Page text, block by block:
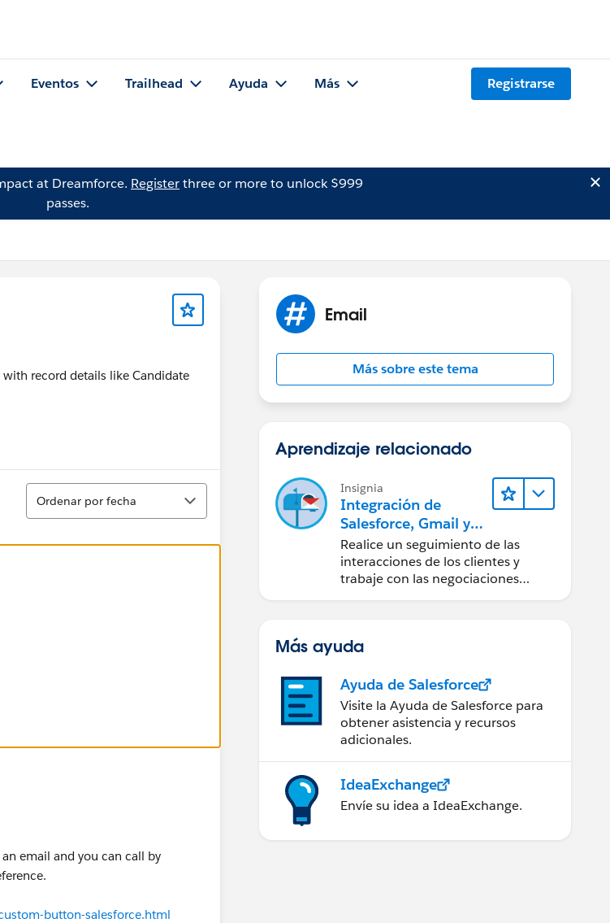
Eventos Trailhead Ayuda Más Registrarse
at Dreamforce. Registerthree or more to unlock $999
passes.
record details like Candidate
Ordenar
Ordenar por fecha
email and you can call by
button-salesforce.html
Email
Más sobre este tema
Aprendizaje relacionado
Insignia
Integración de
Salesforce, Gmail y
Google Calendar
Realice un seguimiento de las
interacciones de los clientes y
trabaje con las negociaciones
Más ayuda
Ayuda de Salesforce
Visite la Ayuda de Salesforce para
obtener asistencia y recursos
adicionales.
IdeaExchange
Envíe su idea a IdeaExchange.